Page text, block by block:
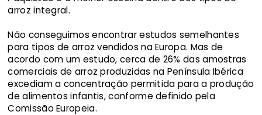
arroz integral.
Não conseguimos encontrar estudos semelhantes
para tipos de arroz vendidos na Europa. Mas de
acordo com um estudo, cerca de 26% das amostras
comerciais de arroz produzidas na Península Ibérica
excediam a concentração permitida para a produção
de alimentos infantis, conforme definido pela
Comissão Europeia.